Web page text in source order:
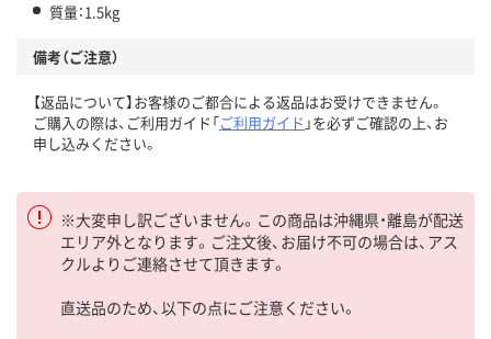
質量：1.5kg
備考（ご注意）
【返品について】お客様のご都合による返品はお受けできません。
ご購入の際は、ご利用ガイド「ご利用ガイド 」を必ずご確認の上、お
申し込みください。
※大変申し訳ございません。この商品は沖縄県・離島が配送
エリア外となります。ご注文後、お届け不可の場合は、アス
クルよりご連絡させて頂きます。
直送品のため、以下の点にご注意ください。